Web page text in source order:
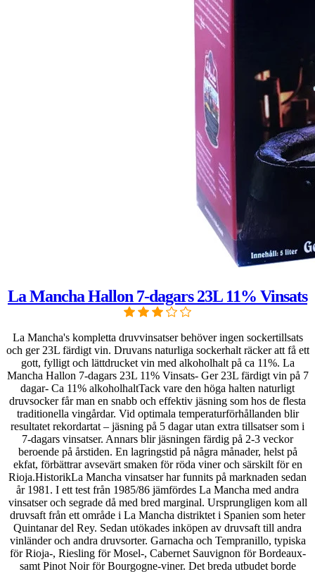
La Mancha Hallon 7-dagars 23L 11% Vinsats
La Mancha's kompletta druvvinsatser behöver ingen sockertillsats
och ger 23L färdigt vin. Druvans naturliga sockerhalt räcker att få ett
gott, fylligt och lättdrucket vin med alkoholhalt på ca 11%. La
Mancha Hallon 7-dagars 23L 11% Vinsats- Ger 23L färdigt vin på 7
dagar- Ca 11% alkoholhaltTack vare den höga halten naturligt
druvsocker får man en snabb och effektiv jäsning som hos de flesta
traditionella vingårdar. Vid optimala temperaturförhållanden blir
resultatet rekordartat – jäsning på 5 dagar utan extra tillsatser som i
7-dagars vinsatser. Annars blir jäsningen färdig på 2-3 veckor
beroende på årstiden. En lagringstid på några månader, helst på
ekfat, förbättrar avsevärt smaken för röda viner och särskilt för en
Rioja.HistorikLa Mancha vinsatser har funnits på marknaden sedan
år 1981. I ett test från 1985/86 jämfördes La Mancha med andra
vinsatser och segrade då med bred marginal. Ursprungligen kom all
druvsaft från ett område i La Mancha distriktet i Spanien som heter
Quintanar del Rey. Sedan utökades inköpen av druvsaft till andra
vinländer och andra druvsorter. Garnacha och Tempranillo, typiska
för Rioja-, Riesling för Mosel-, Cabernet Sauvignon för Bordeaux-
samt Pinot Noir för Bourgogne-viner. Det breda utbudet borde